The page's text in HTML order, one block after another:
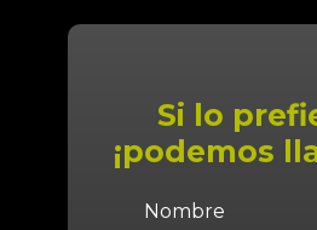
Si lo
¡podemos
Nombre